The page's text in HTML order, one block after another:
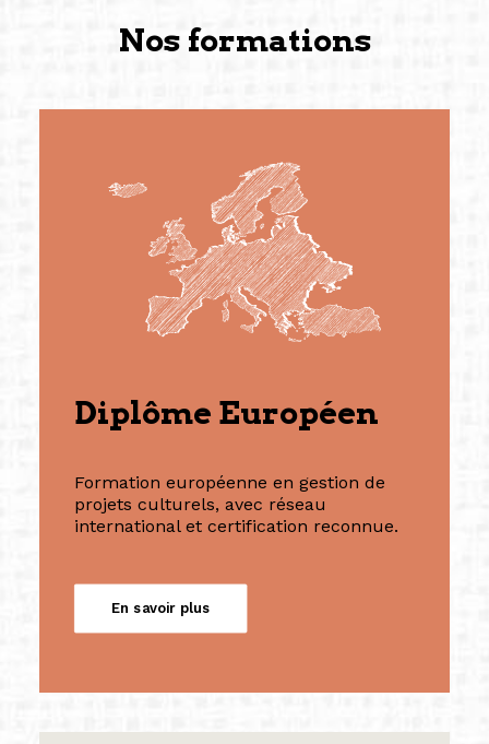
Nos formations
Diplôme Européen
Formation européenne en gestion de
projets culturels, avec réseau
international et certification reconnue.
En savoir plus